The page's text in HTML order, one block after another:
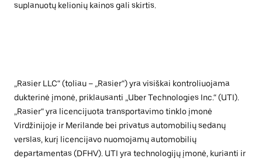
suplanuotų kelionių kainos gali skirtis.
„Rasier LLC“ (toliau – „Rasier“) yra visiškai kontroliuojama
dukterinė įmonė, priklausanti „Uber Technologies Inc.“ (UTI).
„Rasier“ yra licencijuota transportavimo tinklo įmonė
Virdžinijoje ir Merilande bei privatus automobilių sedanų
verslas, kurį licencijavo nuomojamų automobilių
departamentas (DFHV). UTI yra technologijų įmonė, kurianti ir